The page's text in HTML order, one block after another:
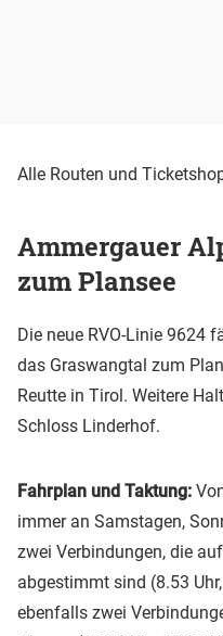
Alle Routen und
Ammergauer
zum Plansee
Die neue RVO-Linie 9624
das Graswangtal zum
Reutte in Tirol. Weitere
Schloss Linderhof.
Fahrplan und Taktung:
immer an Samstagen,
zwei Verbindungen, die
abgestimmt sind (8.53
ebenfalls zwei